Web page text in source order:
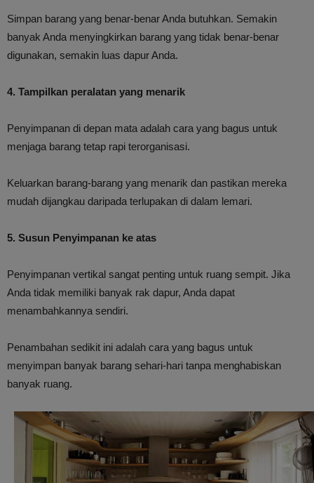
Simpan barang yang benar-benar Anda butuhkan. Semakin
banyak Anda menyingkirkan barang yang tidak benar-benar
digunakan, semakin luas dapur Anda.
4. Tampilkan peralatan yang menarik
Penyimpanan di depan mata adalah cara yang bagus untuk
menjaga barang tetap rapi terorganisasi.
Keluarkan barang-barang yang menarik dan pastikan mereka
mudah dijangkau daripada terlupakan di dalam lemari.
5. Susun Penyimpanan ke atas
Penyimpanan vertikal sangat penting untuk ruang sempit. Jika
Anda tidak memiliki banyak rak dapur, Anda dapat
menambahkannya sendiri.
Penambahan sedikit ini adalah cara yang bagus untuk
menyimpan banyak barang sehari-hari tanpa menghabiskan
banyak ruang.